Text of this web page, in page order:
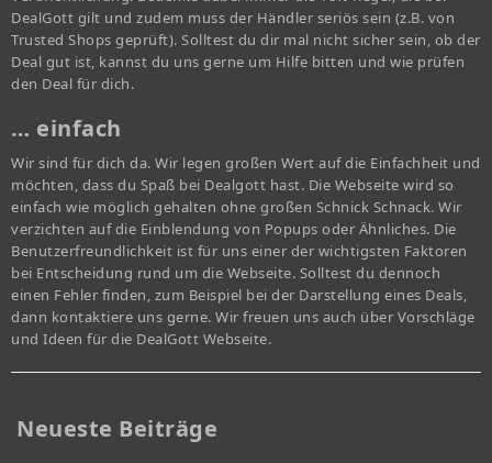
DealGott gilt und zudem muss der Händler seriös sein (z.B. von
Trusted Shops geprüft). Solltest du dir mal nicht sicher sein, ob der
Deal gut ist, kannst du uns gerne um Hilfe bitten und wie prüfen
den Deal für dich.
… einfach
Wir sind für dich da. Wir legen großen Wert auf die Einfachheit und
möchten, dass du Spaß bei Dealgott hast. Die Webseite wird so
einfach wie möglich gehalten ohne großen Schnick Schnack. Wir
verzichten auf die Einblendung von Popups oder Ähnliches. Die
Benutzerfreundlichkeit ist für uns einer der wichtigsten Faktoren
bei Entscheidung rund um die Webseite. Solltest du dennoch
einen Fehler finden, zum Beispiel bei der Darstellung eines Deals,
dann kontaktiere uns gerne. Wir freuen uns auch über Vorschläge
und Ideen für die DealGott Webseite.
Neueste Beiträge